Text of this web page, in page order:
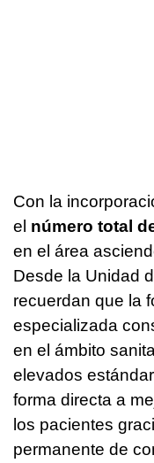
Con la
el número total
en el área
Desde la Unidad
recuerdan que la
especializada
en el ámbito
elevados
forma directa a
los pacientes
permanente de